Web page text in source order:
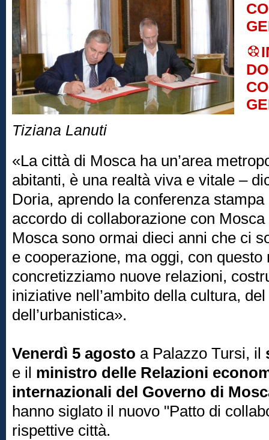
Tiziana Lanuti
«La città di Mosca ha un’area
abitanti, è una realtà viva e vitale –
Doria, aprendo la conferenza
accordo di collaborazione con
Mosca sono ormai dieci anni che ci
e cooperazione, ma oggi, con questo
concretizziamo nuove relazioni,
iniziative nell’ambito della cultura,
dell’urbanistica».
Venerdì 5 agosto a Palazzo Tursi, il
e il ministro delle Relazioni
internazionali del Governo di
hanno siglato il nuovo "Patto di
rispettive città.